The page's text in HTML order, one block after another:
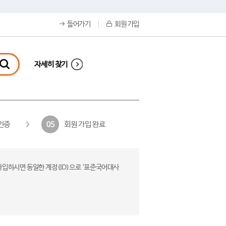
들어가기 회원 가입
자세히 찾기
증 05 회원 가입 완료
하시면 동일한 계정(ID)으로 ‘표준국어대사